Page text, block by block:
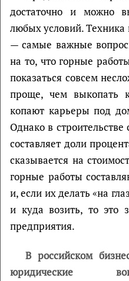
достаточно и можно
любых условий. Техника
— самые важные
на то, что горные
показаться совсем
проще, чем выкопать
копают карьеры под
Однако в
составляет доли
сказывается на
горные работы
и, если их делать «на
и куда возить, то это
предприятия.
В российском
юридические